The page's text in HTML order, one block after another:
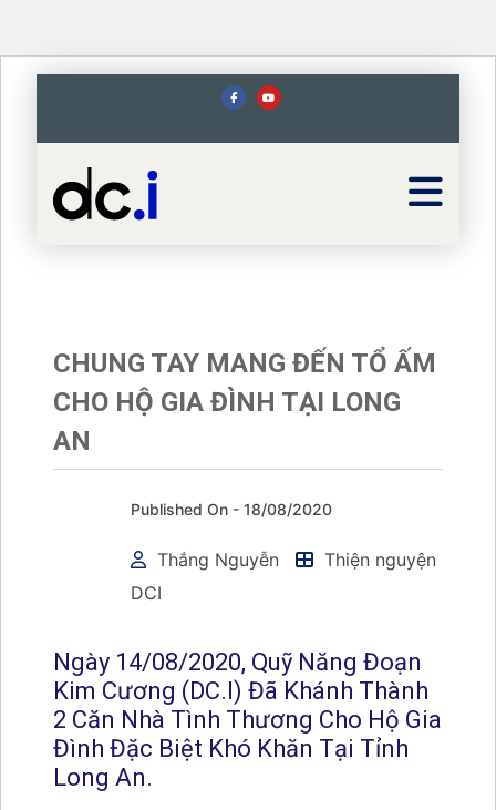
CHUNG TAY MANG ĐẾN TỔ ẤM
CHO HỘ GIA ĐÌNH TẠI LONG
AN
Published On - 18/08/2020
Thắng Nguyễn
Thiện nguyện
DCI
Ngày 14/08/2020, Quỹ Năng Đoạn
Kim Cương (DC.I) Đã Khánh Thành
2 Căn Nhà Tình Thương Cho Hộ Gia
Đình Đặc Biệt Khó Khăn Tại Tỉnh
Long An.